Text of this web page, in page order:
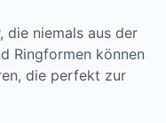
die niemals aus der
Ringformen können
die perfekt zur